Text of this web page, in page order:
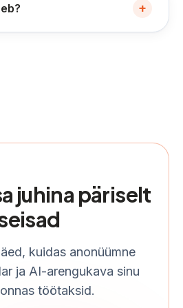
+
juhina päriselt
kuidas anonüümne
ja AI-arengukava sinu
töötaksid.